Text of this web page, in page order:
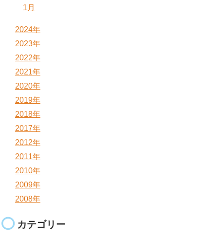
1月
2024年
2023年
2022年
2021年
2020年
2019年
2018年
2017年
2012年
2011年
2010年
2009年
2008年
カテゴリー